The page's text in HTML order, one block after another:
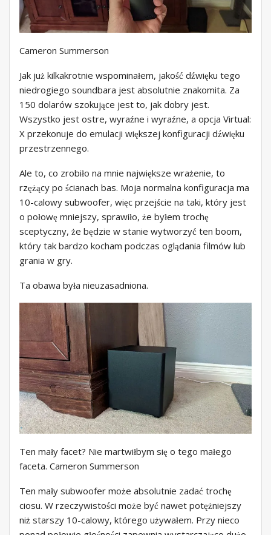
Cameron Summerson
Jak już kilkakrotnie wspominałem, jakość dźwięku tego
niedrogiego soundbara jest absolutnie znakomita. Za
150 dolarów szokujące jest to, jak dobry jest.
Wszystko jest ostre, wyraźne i wyraźne, a opcja Virtual:
X przekonuje do emulacji większej konfiguracji dźwięku
przestrzennego.
Ale to, co zrobiło na mnie największe wrażenie, to
rzężący po ścianach bas. Moja normalna konfiguracja ma
10-calowy subwoofer, więc przejście na taki, który jest
o połowę mniejszy, sprawiło, że byłem trochę
sceptyczny, że będzie w stanie wytworzyć ten boom,
który tak bardzo kocham podczas oglądania filmów lub
grania w gry.
Ta obawa była nieuzasadniona.
Ten mały facet? Nie martwiłbym się o tego małego
faceta. Cameron Summerson
Ten mały subwoofer może absolutnie zadać trochę
ciosu. W rzeczywistości może być nawet potężniejszy
niż starszy 10-calowy, którego używałem. Przy nieco